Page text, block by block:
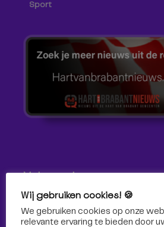
Sport
Volg ons!
Volg Omroep Tilburg niet alleen
media!
Wij gebruiken cookies! 🍪
We gebruiken cookies op onze
relevante ervaring te bieden door